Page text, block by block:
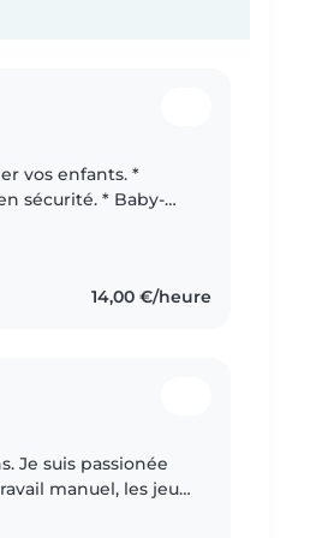
vos enfants. *
sécurité. * Baby-
14,00 €/heure
Je suis passionée
manuel, les jeux